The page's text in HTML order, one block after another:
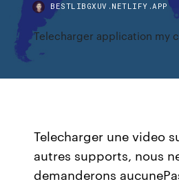
BESTLIBGXUV.NETLIFY.APP
Telecharger application my
Telecharger une video
autres supports, nous
demanderons